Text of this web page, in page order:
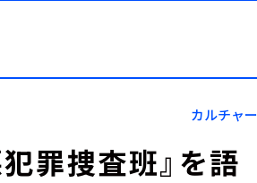
YouTube
カルチャー
罪捜査班』を語